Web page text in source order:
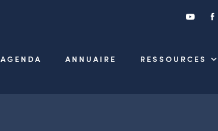
AGENDA ANNUAIRE RESSOURCES